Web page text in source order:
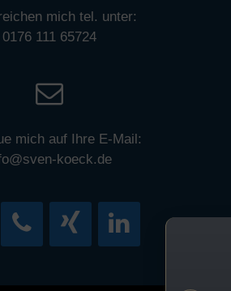
mich tel. unter:
0176 111 65724
mich auf Ihre E-Mail:
koeck.de